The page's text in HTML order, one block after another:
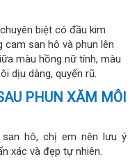
biệt có đầu kim
san hô và phun lên
màu hồng nữ tính, màu
dịu dàng, quyến rũ.
PHUN XĂM MÔI
hô, chị em nên lưu ý
xác và đẹp tự nhiên.